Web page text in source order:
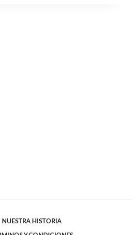
NUESTRA HISTORIA